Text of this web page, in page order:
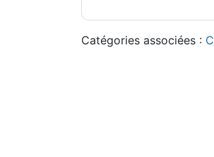
Catégories associées :